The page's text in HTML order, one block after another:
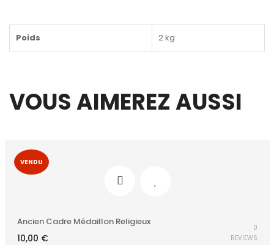
Poids 2 kg
VOUS AIMEREZ AUSSI
VENDU
Ancien Cadre Médaillon Religieux
10,00 €
0
REVIEWS